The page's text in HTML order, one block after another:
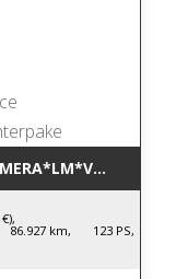
86.927 km, 123 PS,